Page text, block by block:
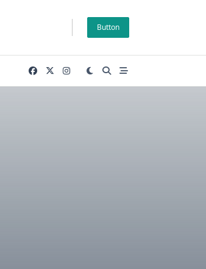
Button